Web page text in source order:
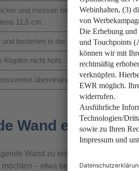
und messen bei Häusern mit einem
11,5 cm.
bestehen in der Regel aus Betonstein
nicht hohl.
übereinander.
Wand entfernen
Wand zu entfernen, müssen
– etwa bei einem